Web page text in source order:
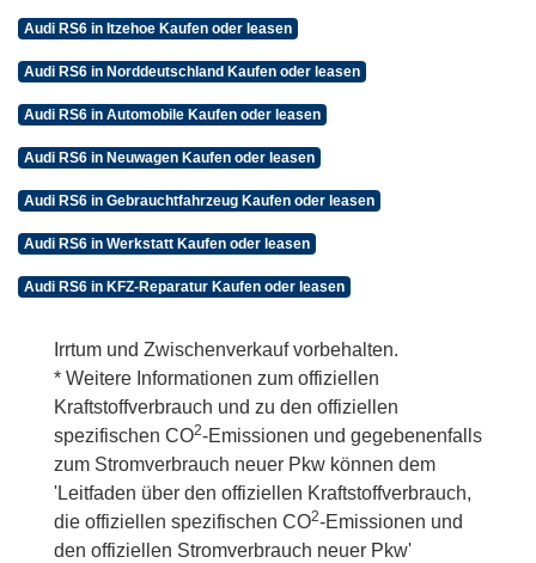
Audi RS6 in Itzehoe Kaufen oder leasen
Audi RS6 in Norddeutschland Kaufen oder leasen
Audi RS6 in Automobile Kaufen oder leasen
Audi RS6 in Neuwagen Kaufen oder leasen
Audi RS6 in Gebrauchtfahrzeug Kaufen oder leasen
Audi RS6 in Werkstatt Kaufen oder leasen
Audi RS6 in KFZ-Reparatur Kaufen oder leasen
Irrtum und Zwischenverkauf vorbehalten.
* Weitere Informationen zum offiziellen
Kraftstoffverbrauch und zu den offiziellen
spezifischen CO2-Emissionen und gegebenenfalls
zum Stromverbrauch neuer Pkw können dem
'Leitfaden über den offiziellen Kraftstoffverbrauch,
die offiziellen spezifischen CO2-Emissionen und
den offiziellen Stromverbrauch neuer Pkw'